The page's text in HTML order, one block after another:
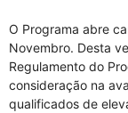
O Programa abre
Novembro. Desta
Regulamento do
consideração na
qualificados de